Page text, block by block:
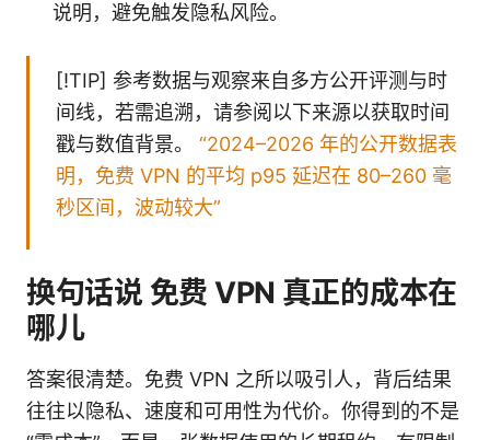
说明，避免触发隐私风险。
[!TIP] 参考数据与观察来自多方公开评测与时
间线，若需追溯，请参阅以下来源以获取时间
戳与数值背景。 “2024–2026 年的公开数据表
明，免费 VPN 的平均 p95 延迟在 80–260 毫
秒区间，波动较大”
换句话说 免费 VPN 真正的成本在
哪儿
答案很清楚。免费 VPN 之所以吸引人，背后结果
往往以隐私、速度和可用性为代价。你得到的不是